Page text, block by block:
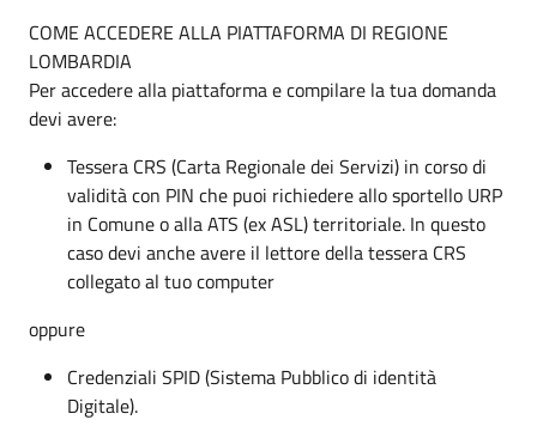
COME ACCEDERE ALLA PIATTAFORMA DI REGIONE
LOMBARDIA
Per accedere alla piattaforma e compilare la tua domanda
devi avere:
Tessera CRS (Carta Regionale dei Servizi) in corso di
validità con PIN che puoi richiedere allo sportello URP
in Comune o alla ATS (ex ASL) territoriale. In questo
caso devi anche avere il lettore della tessera CRS
collegato al tuo computer
oppure
Credenziali SPID (Sistema Pubblico di identità
Digitale).